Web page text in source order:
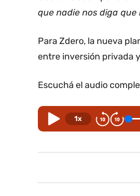
que nadie nos diga que
Para Zdero, la nueva
entre inversión privada
Escuchá el audio
1x